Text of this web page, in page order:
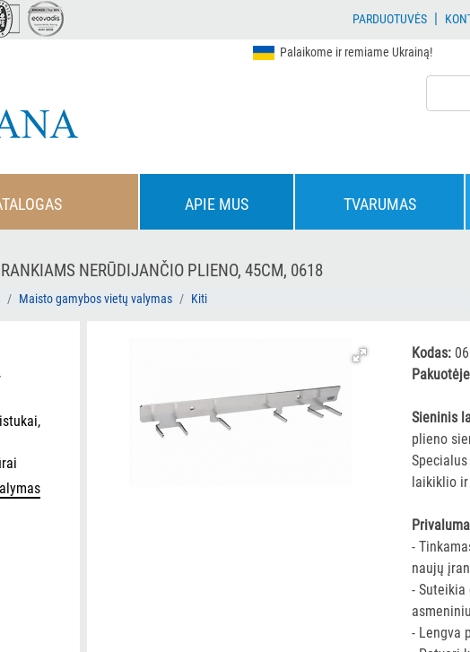
PARDUOTUVĖS|
Palaikome ir remiame Ukrainą!
APIE MUS TVARUMAS
NERŪDIJANČIO PLIENO, 45CM, 0618
Maisto gamybos vietų valymas Kiti
Kodas:
Pakuotėje
Sieninis
plieno
laikiklio
-
naujų
-
- Lengva